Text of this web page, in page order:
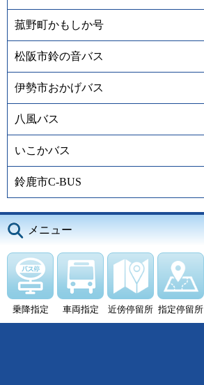
菰野町かもしか号
松阪市鈴の音バス
伊勢市おかげバス
八風バス
いこかバス
鈴鹿市C-BUS
メニュー
乗降指定 車両指定 近傍停留所 指定停留所